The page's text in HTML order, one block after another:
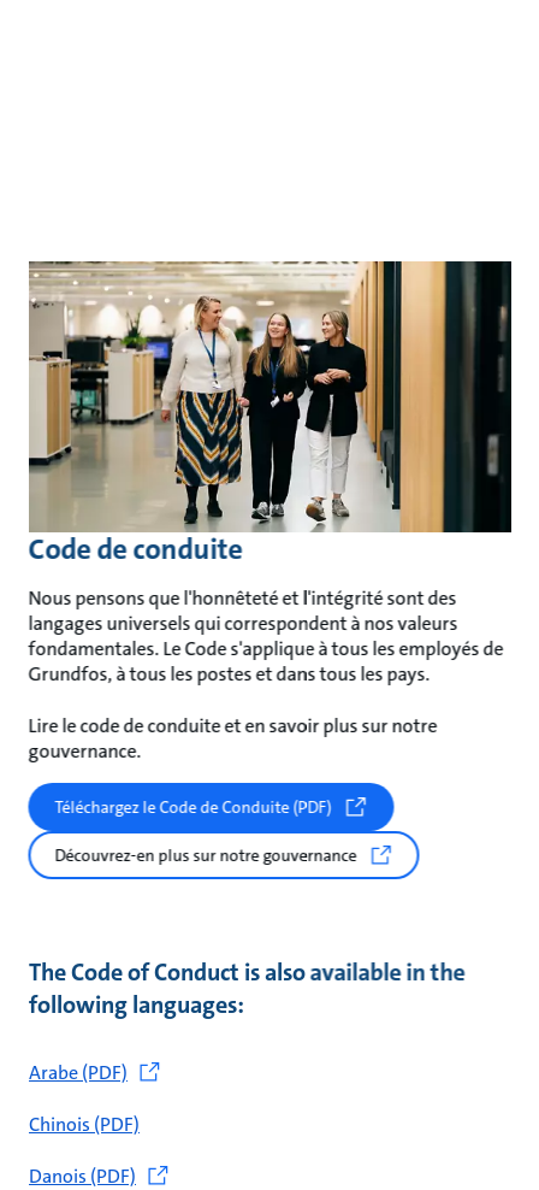
Code de conduite
Nous pensons que l'honnêteté et l'intégrité sont des
langages universels qui correspondent à nos valeurs
fondamentales. Le Code s'applique à tous les employés de
Grundfos, à tous les postes et dans tous les pays.
Lire le code de conduite et en savoir plus sur notre
gouvernance.
Téléchargez le Code de Conduite (PDF)
Découvrez-en plus sur notre gouvernance
The Code of Conduct is also available in the
following languages:
Arabe (PDF)
Chinois (PDF)
Danois (PDF)